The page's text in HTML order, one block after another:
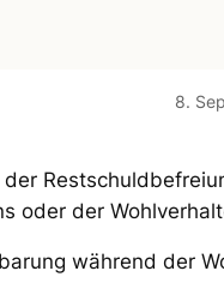
8.
oder der
während der